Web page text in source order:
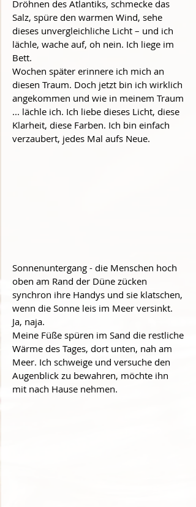
Dröhnen des Atlantiks, schmecke das
Salz, spüre den warmen Wind, sehe
dieses unvergleichliche Licht – und ich
lächle, wache auf, oh nein. Ich liege im
Bett.
Wochen später erinnere ich mich an
diesen Traum. Doch jetzt bin ich wirklich
angekommen und wie in meinem Traum
... lächle ich. Ich liebe dieses Licht, diese
Klarheit, diese Farben. Ich bin einfach
verzaubert, jedes Mal aufs Neue.
Sonnenuntergang - die Menschen hoch
oben am Rand der Düne zücken
synchron ihre Handys und sie klatschen,
wenn die Sonne leis im Meer versinkt.
Ja, naja.
Meine Füße spüren im Sand die restliche
Wärme des Tages, dort unten, nah am
Meer. Ich schweige und versuche den
Augenblick zu bewahren, möchte ihn
mit nach Hause nehmen.